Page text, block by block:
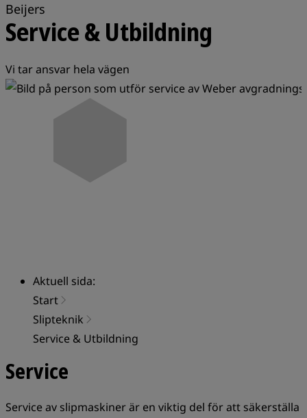
Beijers
Service & Utbildning
Vi tar ansvar hela vägen
Aktuell sida:
Start
Slipteknik
Service & Utbildning
Service
Service av slipmaskiner är en viktig del för att säkerställa